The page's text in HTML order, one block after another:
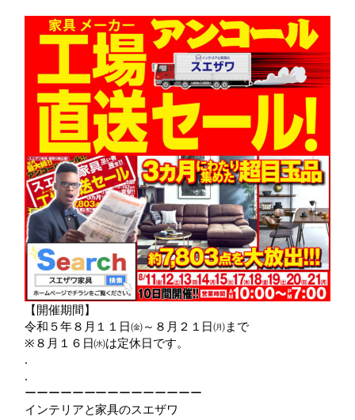
【開催期間】
令和５年８月１１日㈮～８月２１日㈪まで
※８月１６日㈬は定休日です。
.
.
ーーーーーーーーーーーーーーー
インテリアと家具のスエザワ